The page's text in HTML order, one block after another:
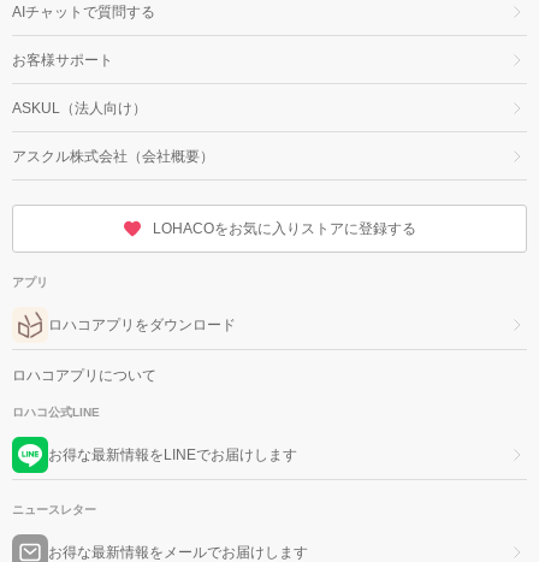
AIチャットで質問する
お客様サポート
ASKUL（法人向け）
アスクル株式会社（会社概要）
LOHACOをお気に入りストアに登録する
アプリ
ロハコアプリをダウンロード
ロハコアプリについて
ロハコ公式LINE
お得な最新情報をLINEでお届けします
ニュースレター
お得な最新情報をメールでお届けします